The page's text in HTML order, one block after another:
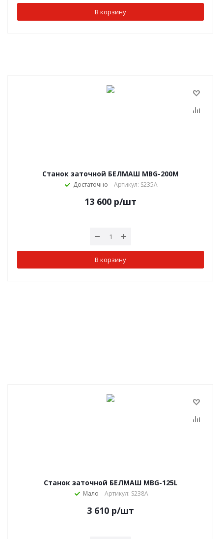
В корзину
Станок заточной БЕЛМАШ MBG-200M
Достаточно Артикул: S235A
13 600 р/шт
В корзину
Станок заточной БЕЛМАШ MBG-125L
Мало Артикул: S238A
3 610 р/шт